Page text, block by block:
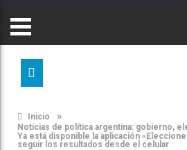
Inicio »
Noticias de política argentina: gobierno,
Ya está disponible la aplicación
seguir los resultados desde el celular